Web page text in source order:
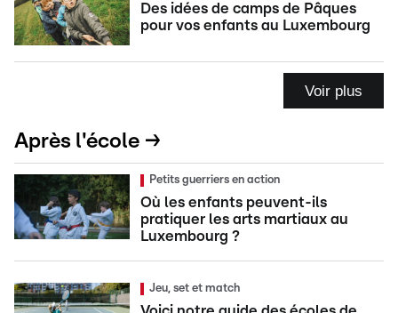
Des idées de camps de Pâques
pour vos enfants au Luxembourg
Voir plus
Après l'école →
Petits guerriers en action
Où les enfants peuvent-ils
pratiquer les arts martiaux au
Luxembourg ?
Jeu, set et match